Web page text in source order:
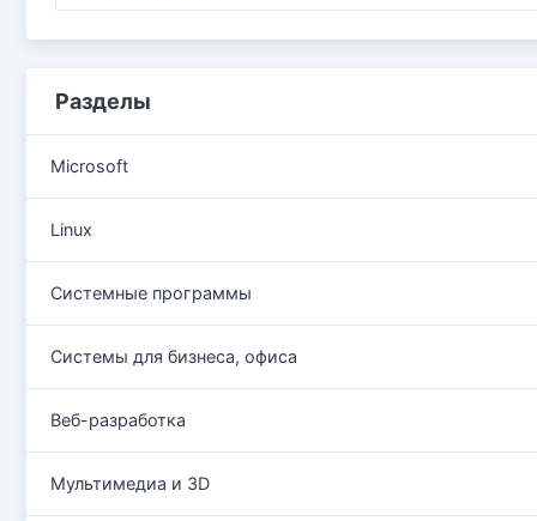
Разделы
Microsoft
Linux
Системные программы
Системы для бизнеса, офиса
Веб-разработка
Мультимедиа и 3D